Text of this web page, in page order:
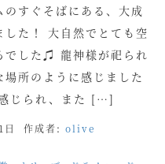
すぐそばにある、大成
た！ 大自然でとても空
でした♫ 龍神様が祀られ
所のように感じました
じられ、また […]
作成者: olive